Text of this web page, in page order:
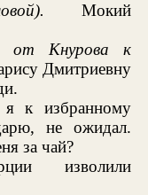
Мокий
от Кнурова
к
Дмитриевну
к избранному
не ожидал.
за чай?
изволили